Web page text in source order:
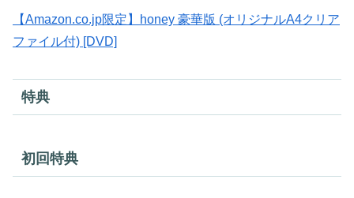
【Amazon.co.jp限定】honey 豪華版 (オリジナルA4クリア
ファイル付) [DVD]
特典
初回特典